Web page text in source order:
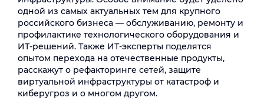
одной из самых актуальных тем для крупного
российского бизнеса — обслуживанию, ремонту и
профилактике технологического оборудования и
ИТ-решений. Также ИТ-эксперты поделятся
опытом перехода на отечественные продукты,
расскажут о рефакторинге сетей, защите
виртуальной инфраструктуры от катастроф и
киберугроз и о многом другом.